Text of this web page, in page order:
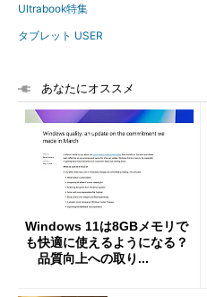
Ultrabook特集
タブレット USER
あなたにオススメ
Windows 11は8GBメモリで
も快適に使えるようになる？
品質向上への取り...